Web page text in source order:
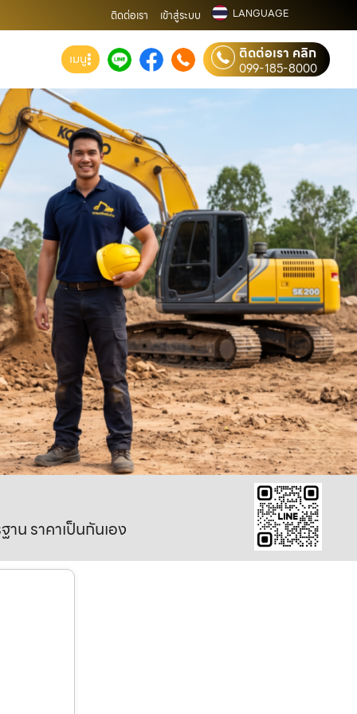
ติดต่อเรา เข้าสู่ระบบ LANGUAGE
เมนู ติดต่อเรา คลิก
099-185-8000
น ราคาเป็นกันเอง